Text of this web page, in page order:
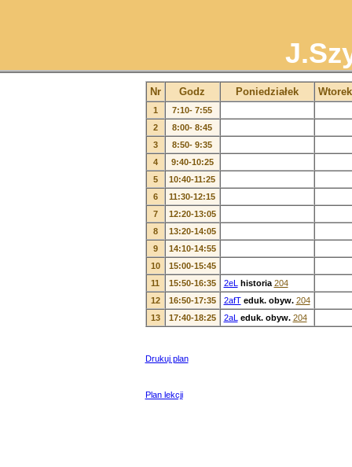
Nr Godz Poniedziałek Wtorek
1
7:10- 7:55
2
8:00- 8:45
3
8:50- 9:35
4
9:40-10:25
5
10:40-11:25
6
11:30-12:15
7
12:20-13:05
8
13:20-14:05
9
14:10-14:55
10
15:00-15:45
11
15:50-16:35 2eL historia 204
12
16:50-17:35 2afT eduk. obyw. 204
13
17:40-18:25 2aL eduk. obyw. 204
Drukuj plan
Plan lekcji